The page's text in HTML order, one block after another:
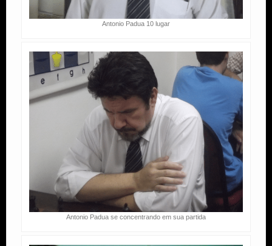
Antonio Padua 10 lugar
Antonio Padua se concentrando em sua partida